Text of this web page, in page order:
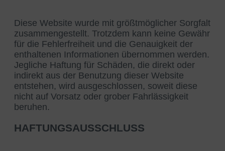
Diese Website wurde mit größtmöglicher Sorgfalt
zusammengestellt. Trotzdem kann keine Gewähr
für die Fehlerfreiheit und die Genauigkeit der
enthaltenen Informationen übernommen werden.
Jegliche Haftung für Schäden, die direkt oder
indirekt aus der Benutzung dieser Website
entstehen, wird ausgeschlossen, soweit diese
nicht auf Vorsatz oder grober Fahrlässigkeit
beruhen.
HAFTUNGSAUSSCHLUSS